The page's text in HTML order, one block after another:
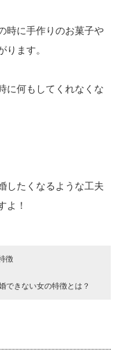
時に手作りのお菓子や
ります。
に何もしてくれなくな
したくなるような工夫
よ！
徴
できない女の特徴とは？